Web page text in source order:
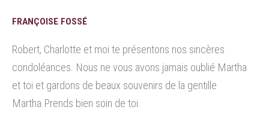
FRANÇOISE FOSSÉ
Robert, Charlotte et moi te présentons nos sincères
condoléances. Nous ne vous avons jamais oublié Martha
et toi et gardons de beaux souvenirs de la gentille
Martha.Prends bien soin de toi.